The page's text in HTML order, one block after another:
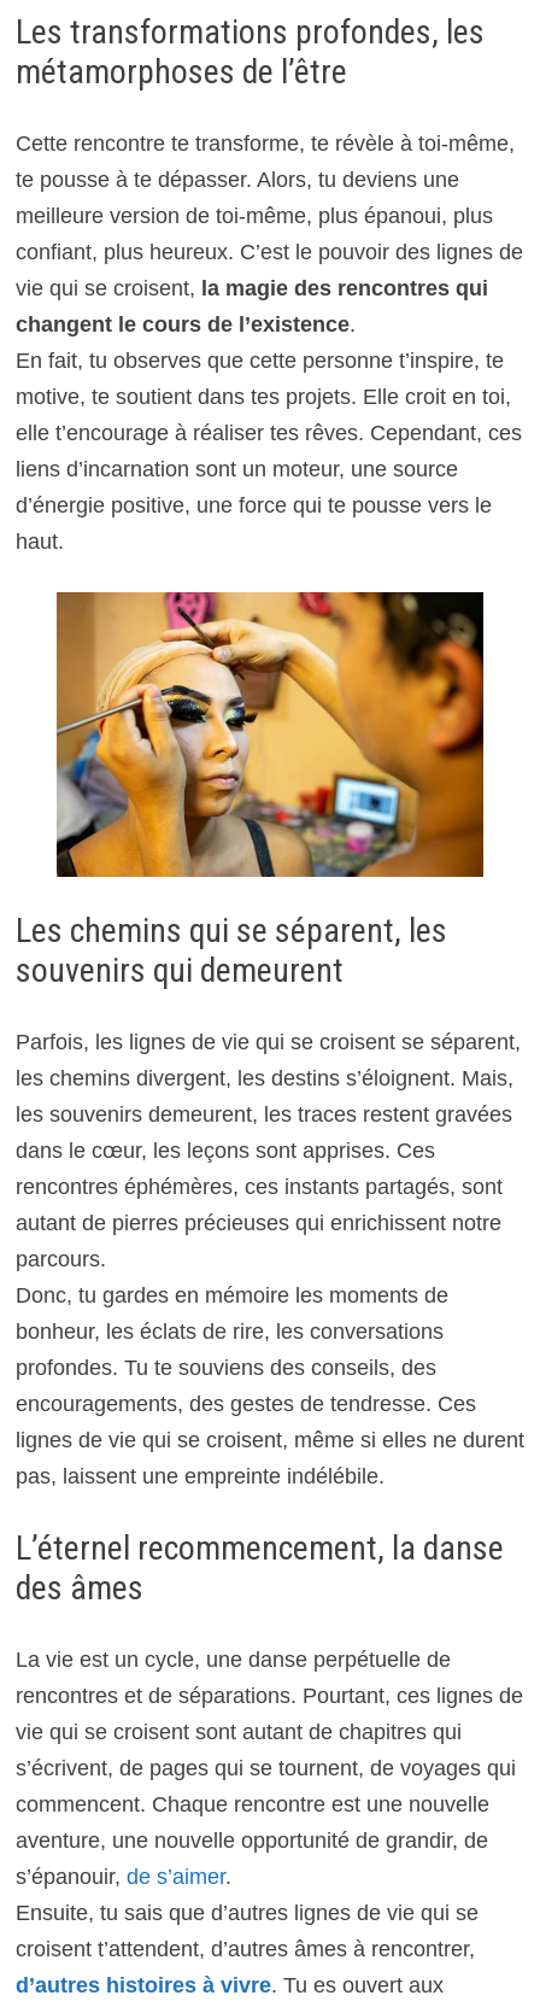
Les transformations profondes, les
métamorphoses de l’être
Cette rencontre te transforme, te révèle à toi-même,
te pousse à te dépasser. Alors, tu deviens une
meilleure version de toi-même, plus épanoui, plus
confiant, plus heureux. C’est le pouvoir des lignes de
vie qui se croisent, la magie des rencontres qui
changent le cours de l’existence.
En fait, tu observes que cette personne t’inspire, te
motive, te soutient dans tes projets. Elle croit en toi,
elle t’encourage à réaliser tes rêves. Cependant, ces
liens d’incarnation sont un moteur, une source
d’énergie positive, une force qui te pousse vers le
haut.
Les chemins qui se séparent, les
souvenirs qui demeurent
Parfois, les lignes de vie qui se croisent se séparent,
les chemins divergent, les destins s’éloignent. Mais,
les souvenirs demeurent, les traces restent gravées
dans le cœur, les leçons sont apprises. Ces
rencontres éphémères, ces instants partagés, sont
autant de pierres précieuses qui enrichissent notre
parcours.
Donc, tu gardes en mémoire les moments de
bonheur, les éclats de rire, les conversations
profondes. Tu te souviens des conseils, des
encouragements, des gestes de tendresse. Ces
lignes de vie qui se croisent, même si elles ne durent
pas, laissent une empreinte indélébile.
L’éternel recommencement, la danse
des âmes
La vie est un cycle, une danse perpétuelle de
rencontres et de séparations. Pourtant, ces lignes de
vie qui se croisent sont autant de chapitres qui
s’écrivent, de pages qui se tournent, de voyages qui
commencent. Chaque rencontre est une nouvelle
aventure, une nouvelle opportunité de grandir, de
s’épanouir, de s’aimer.
Ensuite, tu sais que d’autres lignes de vie qui se
croisent t’attendent, d’autres âmes à rencontrer,
d’autres histoires à vivre. Tu es ouvert aux